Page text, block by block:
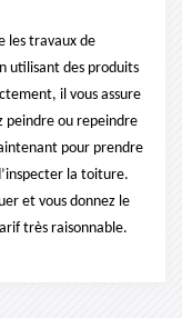
les travaux de
utilisant des produits
il vous assure
peindre ou repeindre
pour prendre
la toiture.
et vous donnez le
très raisonnable.